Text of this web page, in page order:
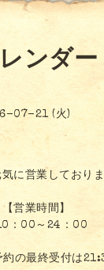
ンダー
07-21 (火)
に営業しており
【営業時間】
：00～24：00
約の最終受付は